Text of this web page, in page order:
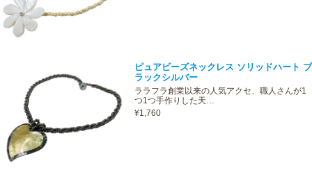
ピュアビーズネックレス ソリッドハート ブ
ラックシルバー
ララフラ創業以来の人気アクセ、職人さんが1
つ1つ手作りした天…
¥1,760